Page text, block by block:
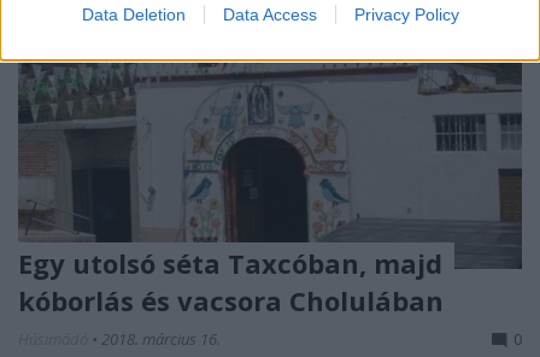
Data Deletion Data Access Privacy Policy
Egy utolsó séta Taxcóban, majd
kóborlás és vacsora Cholulában
• 2018. március 16. 0